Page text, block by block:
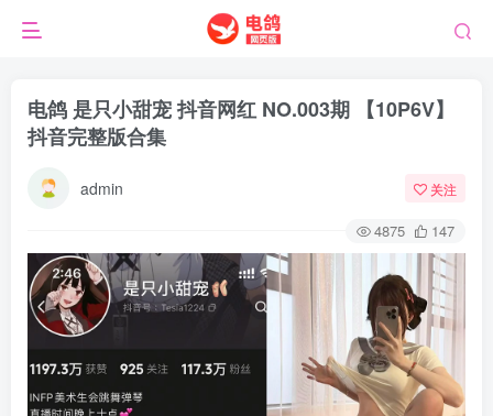
电鸽 是只小甜宠 抖音网红 NO.003期 【10P6V】
抖音完整版合集
admin 关注
4875 147